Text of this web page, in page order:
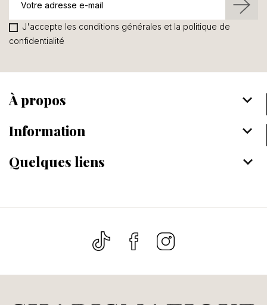
J'accepte les conditions générales et la politique de
confidentialité
À propos keyboard_arrow_down
Information keyboard_arrow_down
Quelques liens keyboard_arrow_down